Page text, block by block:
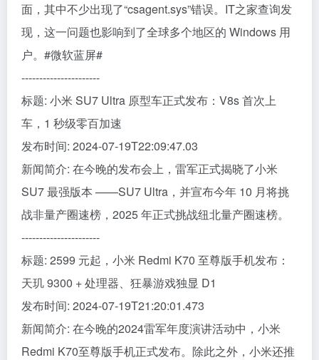
面，其中不少出现了“csagent.sys”错误。IT之家查询发
现，这一问题也影响到了全球多个地区的 Windows 用
户。#微软蓝屏#
----------------------
标题: 小米 SU7 Ultra 原型车正式发布：V8s 首次上
车，1 秒级零百加速
发布时间: 2024-07-19T22:09:47.03
新闻简介: 在今晚的发布会上，雷军正式揭晓了小米
SU7 最强版本 ——SU7 Ultra，并宣布今年 10 月将挑
战非量产圈速榜，2025 年正式挑战纽北量产圈速榜。
----------------------
标题: 2599 元起，小米 Redmi K70 至尊版手机发布：
天玑 9300 + 处理器、狂暴游戏独显 D1
发布时间: 2024-07-19T21:20:01.473
新闻简介: 在今晚的2024雷军年度演讲活动中，小米
Redmi K70至尊版手机正式发布。除此之外，小米还推